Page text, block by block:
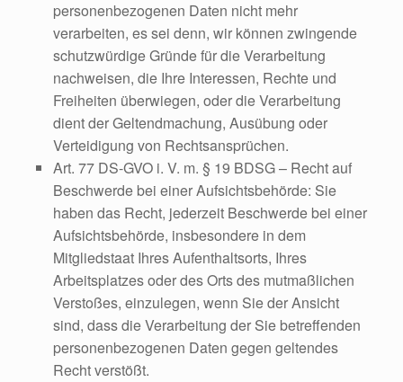
personenbezogenen Daten nicht mehr
verarbeiten, es sei denn, wir können zwingende
schutzwürdige Gründe für die Verarbeitung
nachweisen, die Ihre Interessen, Rechte und
Freiheiten überwiegen, oder die Verarbeitung
dient der Geltendmachung, Ausübung oder
Verteidigung von Rechtsansprüchen.
Art. 77 DS-GVO i. V. m. § 19 BDSG – Recht auf
Beschwerde bei einer Aufsichtsbehörde: Sie
haben das Recht, jederzeit Beschwerde bei einer
Aufsichtsbehörde, insbesondere in dem
Mitgliedstaat Ihres Aufenthaltsorts, Ihres
Arbeitsplatzes oder des Orts des mutmaßlichen
Verstoßes, einzulegen, wenn Sie der Ansicht
sind, dass die Verarbeitung der Sie betreffenden
personenbezogenen Daten gegen geltendes
Recht verstößt.